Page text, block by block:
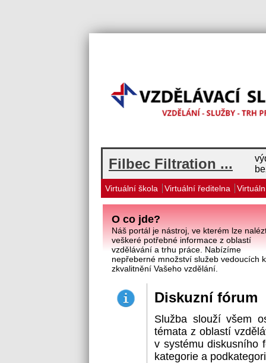
Filbec Filtration ...
Virtuální škola Virtuální ředitelna
O co jde?
Náš portál je nástroj, ve kterém lze
veškeré potřebné informace z oblastí
vzdělávání a trhu práce. Nabízíme
nepřeberné množství služeb vedoucích
zkvalitnění Vašeho vzdělání.
Diskuzní fórum
Služba slouží všem
témata z oblastí
v systému diskusního
kategorie a